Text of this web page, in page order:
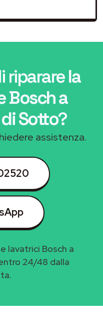
ripararela
Bosch a
Sotto?
assistenza.
lavatrici Bosch a
24/48 dalla